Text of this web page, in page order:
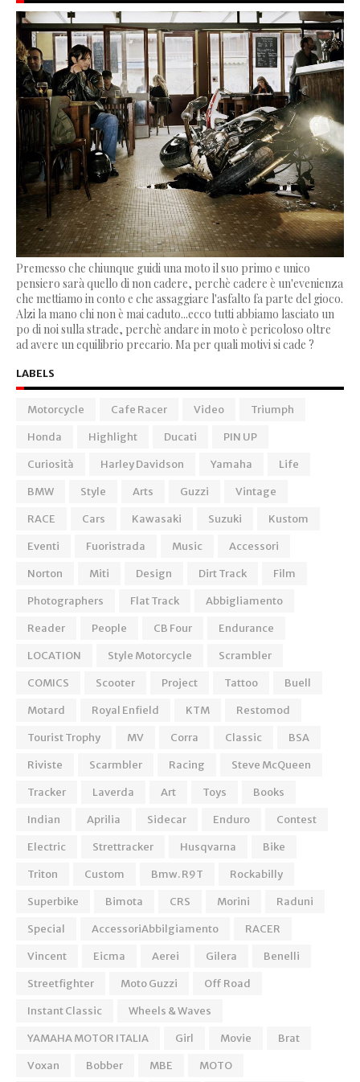
Premesso che chiunque guidi una moto il suo primo e unico
pensiero sarà quello di non cadere, perchè cadere è un'evenienza
che mettiamo in conto e che assaggiare l'asfalto fa parte del gioco.
Alzi la mano chi non è mai caduto...ecco tutti abbiamo lasciato un
po di noi sulla strade, perchè andare in moto è pericoloso oltre
ad avere un equilibrio precario. Ma per quali motivi si cade ?
LABELS
Motorcycle Cafe Racer Video
Triumph
Honda
Highlight Ducati
PIN UP
Curiosità
Harley Davidson Yamaha
Life
BMW
Style Arts Guzzi
Vintage
RACE
Cars Kawasaki Suzuki
Kustom
Eventi
Fuoristrada Music
Accessori
Norton
Miti Design Dirt Track
Film
Photographers
Flat Track
Abbigliamento
Reader
People CB Four
Endurance
LOCATION
Style Motorcycle
Scrambler
COMICS
Scooter Project Tattoo
Buell
Motard
Royal Enfield KTM
Restomod
Tourist Trophy
MV Corra Classic
BSA
Riviste
Scarmbler Racing
Steve McQueen
Tracker
Laverda Art Toys
Books
Indian
Aprilia Sidecar Enduro
Contest
Electric
Strettracker Husqvarna
Bike
Triton
Custom Bmw. R9T
Rockabilly
Superbike
Bimota CRS Morini
Raduni
Special
AccessoriAbbilgiamento
RACER
Vincent
Eicma Aerei Gilera
Benelli
Streetfighter
Moto Guzzi
Off Road
Instant Classic
Wheels & Waves
YAMAHA MOTOR ITALIA
Girl Movie
Brat
Voxan
Bobber MBE MOTO